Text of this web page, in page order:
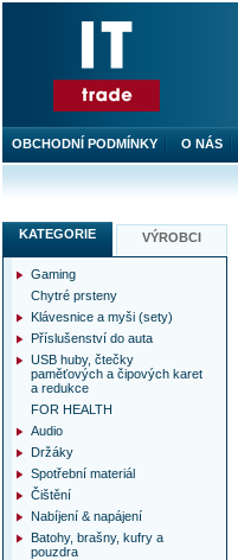
KATEGORIE VÝROBCI
Gaming
Chytré prsteny
Klávesnice a myši (sety)
Příslušenství do auta
USB huby, čtečky
paměťových a čipových karet
a redukce
FOR HEALTH
Audio
Držáky
Spotřební materiál
Čištění
Nabíjení & napájení
Batohy, brašny, kufry a
pouzdra
OBCHODNÍ PODMÍNKY O NÁS